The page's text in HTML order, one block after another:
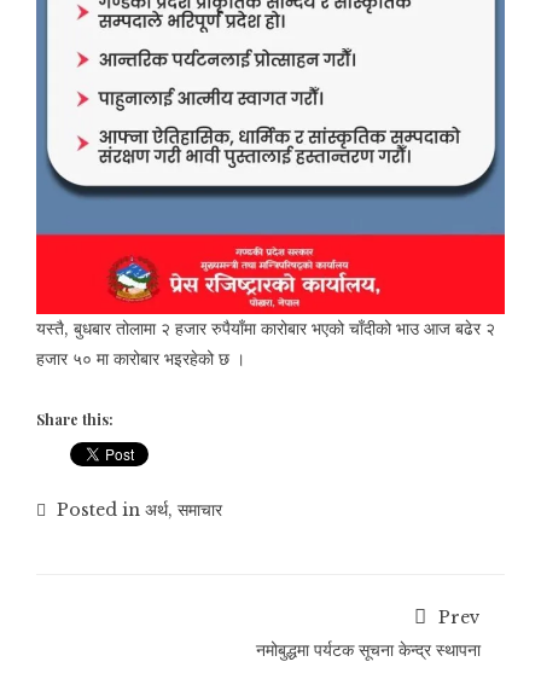
यस्तै, बुधबार तोलामा २ हजार रुपैयाँमा कारोबार भएको चाँदीको भाउ आज बढेर २
हजार ५० मा कारोबार भइरहेको छ ।
Share this:
Posted in अर्थ, समाचार
Prev
नमोबुद्धमा पर्यटक सूचना केन्द्र स्थापना